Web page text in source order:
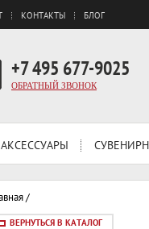
КОНТАКТЫ БЛОГ
+7 495 677-9025
ОБРАТНЫЙ ЗВОНОК
АКСЕССУАРЫ
/
ВЕРНУТЬСЯ В КАТАЛОГ